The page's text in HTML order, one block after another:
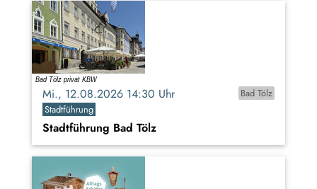
Mi., 12.08.2026 14:30 Uhr
Bad Tölz
Stadtführung
Stadtführung Bad Tölz